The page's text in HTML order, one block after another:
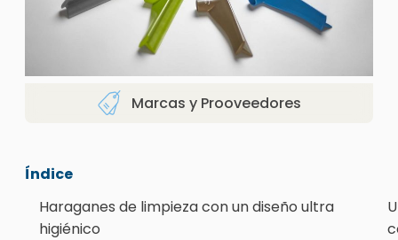
Marcas y Prooveedores
Índice
Haraganes de limpieza con un diseño ultra
higiénico